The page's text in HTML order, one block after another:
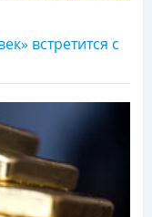
встретится с